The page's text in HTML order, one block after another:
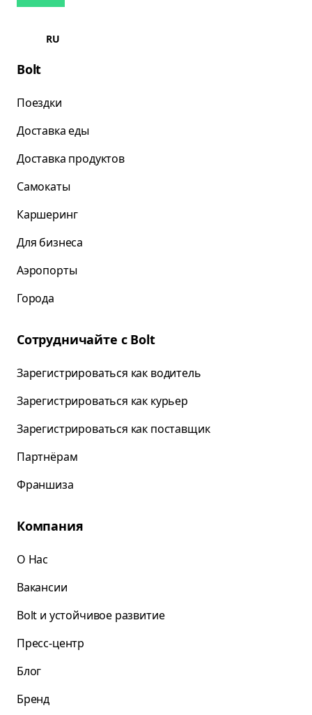
RU
Bolt
Поездки
Доставка еды
Доставка продуктов
Самокаты
Каршеринг
Для бизнеса
Аэропорты
Города
Сотрудничайте с Bolt
Зарегистрироваться как водитель
Зарегистрироваться как курьер
Зарегистрироваться как поставщик
Партнёрам
Франшиза
Компания
О Нас
Вакансии
Bolt и устойчивое развитие
Пресс-центр
Блог
Бренд